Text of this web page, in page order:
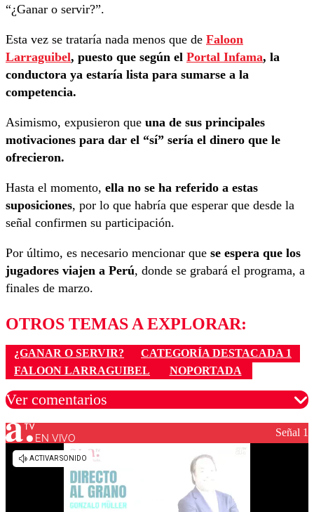
“¿Ganar o servir?”.
Esta vez se trataría nada menos que de Faloon
Larraguibel, puesto que según el Portal Infama, la
conductora ya estaría lista para sumarse a la
competencia.
Asimismo, expusieron que una de sus principales
motivaciones para dar el “sí” sería el dinero que le
ofrecieron.
Hasta el momento, ella no se ha referido a estas
suposiciones, por lo que habría que esperar que desde la
señal confirmen su participación.
Por último, es necesario mencionar que se espera que los
jugadores viajen a Perú, donde se grabará el programa, a
finales de marzo.
OTROS TEMAS A EXPLORAR:
¿GANAR O SERVIR?
CATEGORÍA DESTACADA 1
FALOON LARRAGUIBEL
NOPORTADA
Ver comentarios
Los comentarios son moderados para garantizar un
diálogo respetuoso.
EN VIVO Señal 1